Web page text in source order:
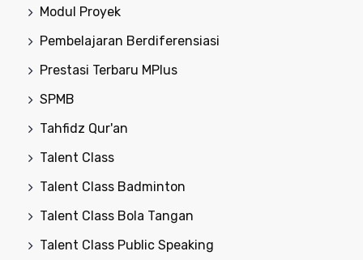
Modul Proyek
Pembelajaran Berdiferensiasi
Prestasi Terbaru MPlus
SPMB
Tahfidz Qur'an
Talent Class
Talent Class Badminton
Talent Class Bola Tangan
Talent Class Public Speaking